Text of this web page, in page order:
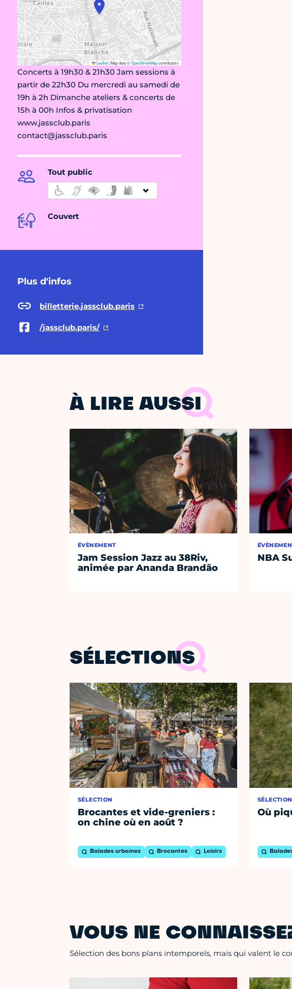
Leaflet|Map data ©OpenStreetMapcontributors
Concerts à 19h30 & 21h30 Jam sessions à
partir de 22h30 Du mercredi au samedi de
19h à 2h Dimanche ateliers & concerts de
15h à 00h Infos & privatisation
www.jassclub.paris
contact@jassclub.paris
Tout public
Couvert
Plus d'infos
billetterie.jassclub.paris
/jassclub.paris/
À LIRE AUSSI
ÉVÈNEMENT
Jam Session Jazz au 38Riv,
animée par Ananda Brandão
NBA
SÉLECTIONS
SÉLECTION
Brocantes et vide-greniers :
on chine où en août ?
Balades urbaines Brocantes Loisirs
SÉLECTION
Où
VOUS NE
Sélection des bons plans intemporels, mais qui valent le